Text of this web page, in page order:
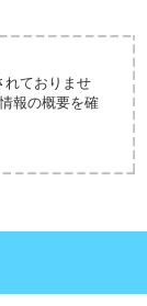
れておりませ
報の概要を確